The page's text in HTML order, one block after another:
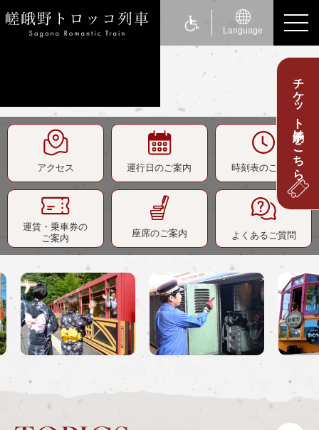
Language
運行日のご案内
時刻表のご案内
運賃・乗車券のご案内
座席のご案内
お身体の不自由なお客さまへ
about Sagano Romantic Train
嵯峨野トロッコについて
嵯峨野トロッコ列車とは
季節ごとの楽しみ方
ツアー紹介
チケット予約はこちら
音声ガイド
ON THE TRIP
アクセス 運行日のご案内 時刻表のご案内
運賃・乗車券の
ご案内
座席のご案内 よくあるご質問